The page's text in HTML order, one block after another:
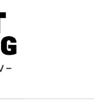
–
Blog 2009